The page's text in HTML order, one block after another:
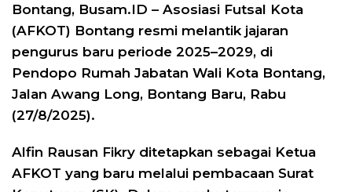
Bontang, Busam.ID – Asosiasi Futsal Kota
(AFKOT) Bontang resmi melantik jajaran
pengurus baru periode 2025–2029, di
Pendopo Rumah Jabatan Wali Kota Bontang,
Jalan Awang Long, Bontang Baru, Rabu
(27/8/2025).
Alfin Rausan Fikry ditetapkan sebagai Ketua
AFKOT yang baru melalui pembacaan Surat